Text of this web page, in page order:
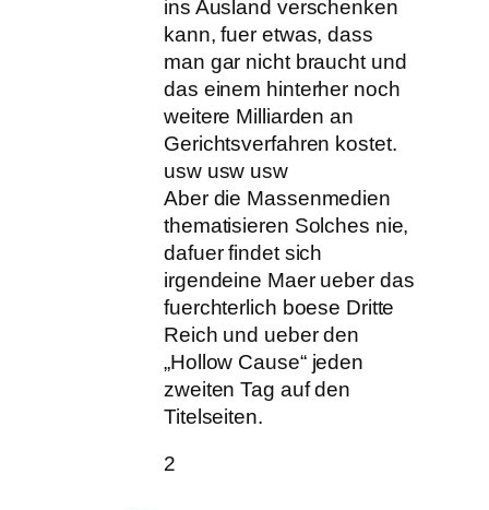
ins Ausland verschenken
kann, fuer etwas, dass
man gar nicht braucht und
das einem hinterher noch
weitere Milliarden an
Gerichtsverfahren kostet.
usw usw usw
Aber die Massenmedien
thematisieren Solches nie,
dafuer findet sich
irgendeine Maer ueber das
fuerchterlich boese Dritte
Reich und ueber den
„Hollow Cause“ jeden
zweiten Tag auf den
Titelseiten.
2